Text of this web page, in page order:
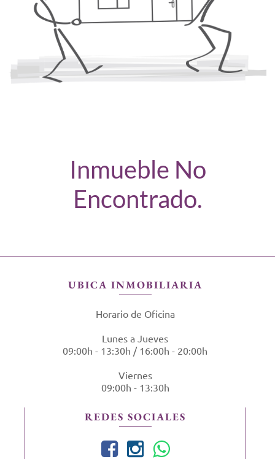
Inmueble No
Encontrado.
UBICA INMOBILIARIA
Horario de Oficina
Lunes a Jueves
09:00h - 13:30h / 16:00h - 20:00h
Viernes
09:00h - 13:30h
REDES SOCIALES